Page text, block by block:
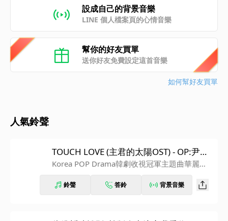
設成自己的背景音樂
LINE 個人檔案頁的心情音樂
幫你的好友買單
送你好友免費設定這首音樂
如何幫好友買單
人氣鈴聲
TOUCH LOVE (主君的太陽OST) - OP:尹美
萊
Korea POP Drama韓劇收視冠軍主題曲華麗精
鈴聲 答鈴 背景音樂